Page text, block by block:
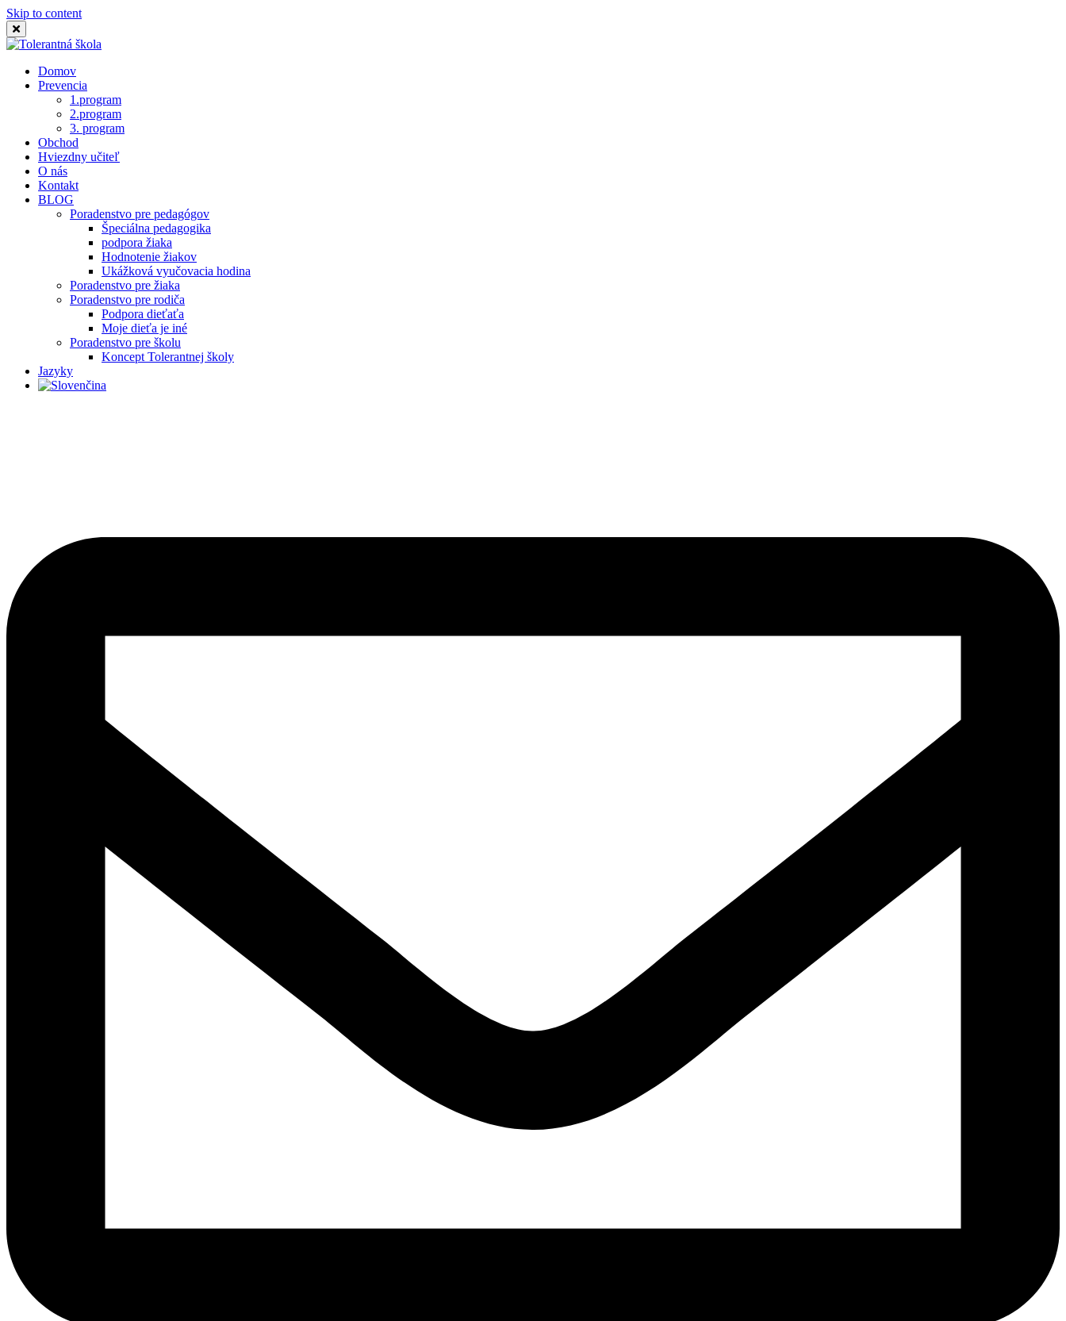
Skip to content
Domov
Prevencia
1.program
2.program
3. program
Obchod
Hviezdny učiteľ
O nás
Kontakt
BLOG
Poradenstvo pre pedagógov
Špeciálna pedagogika
podpora žiaka
Hodnotenie žiakov
Ukážková vyučovacia hodina
Poradenstvo pre žiaka
Poradenstvo pre rodiča
Podpora dieťaťa
Moje dieťa je iné
Poradenstvo pre školu
Koncept Tolerantnej školy
Jazyky